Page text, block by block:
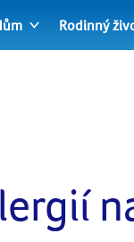
Rodinný